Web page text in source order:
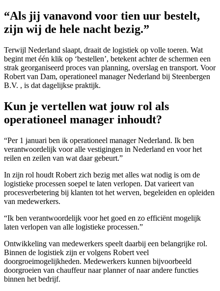
“Als jij vanavond voor tien uur bestelt,
zijn wij de hele nacht bezig.”
Terwijl Nederland slaapt, draait de logistiek op volle toeren. Wat
begint met één klik op ‘bestellen’, betekent achter de schermen een
strak georganiseerd proces van planning, overslag en transport. Voor
Robert van Dam, operationeel manager Nederland bij Steenbergen
B.V. , is dat dagelijkse praktijk.
Kun je vertellen wat jouw rol als
operationeel manager inhoudt?
“Per 1 januari ben ik operationeel manager Nederland. Ik ben
verantwoordelijk voor alle vestigingen in Nederland en voor het
reilen en zeilen van wat daar gebeurt.”
In zijn rol houdt Robert zich bezig met alles wat nodig is om de
logistieke processen soepel te laten verlopen. Dat varieert van
procesverbetering bij klanten tot het werven, begeleiden en opleiden
van medewerkers.
“Ik ben verantwoordelijk voor het goed en zo efficiënt mogelijk
laten verlopen van alle logistieke processen.”
Ontwikkeling van medewerkers speelt daarbij een belangrijke rol.
Binnen de logistiek zijn er volgens Robert veel
doorgroeimogelijkheden. Medewerkers kunnen bijvoorbeeld
doorgroeien van chauffeur naar planner of naar andere functies
binnen het bedrijf.